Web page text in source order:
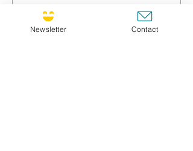
Prénom / First name *
Newsletter Contact